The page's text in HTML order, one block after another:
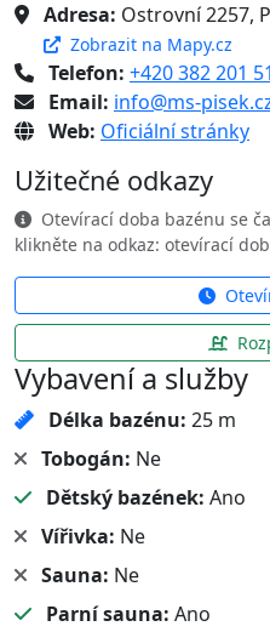
Adresa: Ostrovní 2257,
Zobrazit na Mapy.cz
Telefon: +420 382 201
Email: info@ms-
Web: Oficiální stránky
Užitečné odkazy
Otevírací doba bazénu se
klikněte na odkaz: otevírací
Vybavení a služby
Délka bazénu: 25 m
Tobogán: Ne
Dětský bazének: Ano
Vířivka: Ne
Sauna: Ne
Parní sauna: Ano